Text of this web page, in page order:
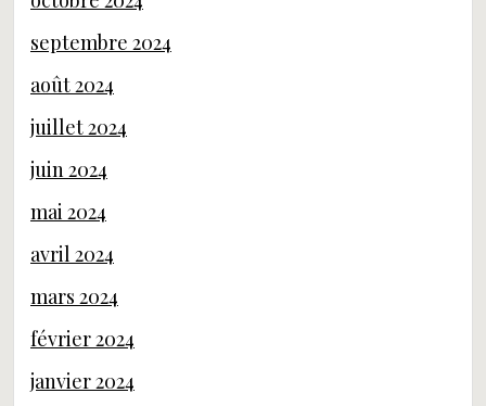
septembre 2024
août 2024
juillet 2024
juin 2024
mai 2024
avril 2024
mars 2024
février 2024
janvier 2024